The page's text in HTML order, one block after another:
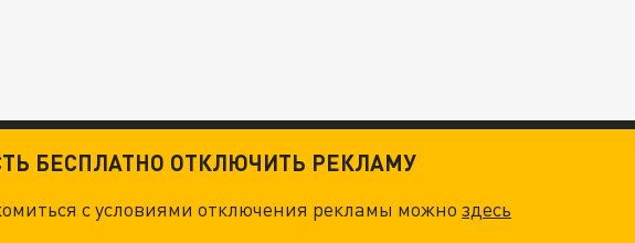
БЕСПЛАТНО ОТКЛЮЧИТЬ РЕКЛАМУ
с условиями отключения рекламы можноздесь